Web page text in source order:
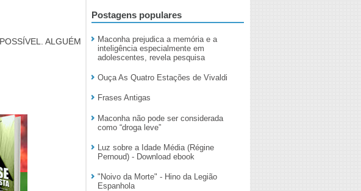
ALGUÉM
Postagens populares
Maconha prejudica a memória e a
inteligência especialmente em
adolescentes, revela pesquisa
Ouça As Quatro Estações de Vivaldi
Frases Antigas
Maconha não pode ser considerada
como “droga leve”
Luz sobre a Idade Média (Régine
Pernoud) - Download ebook
"Noivo da Morte" - Hino da Legião
Espanhola